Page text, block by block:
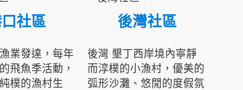
社區
業發達，每年
飛魚季活動，
樸的漁村生
後灣社區
後灣 墾丁西岸境內寧靜
而淳樸的小漁村，優美的
弧形沙灘、悠閒的度假氛